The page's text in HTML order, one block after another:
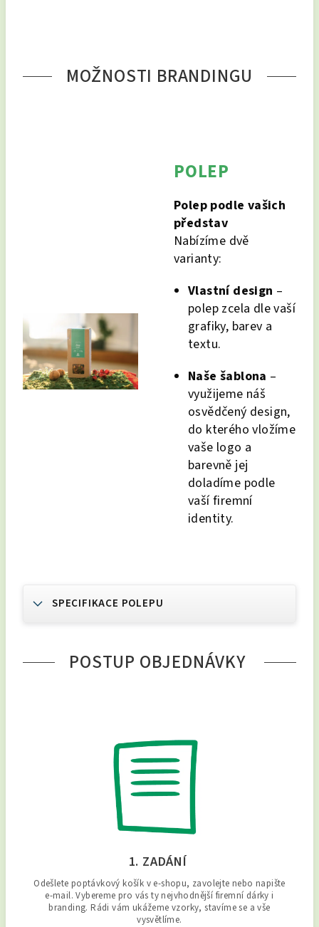
MOŽNOSTI BRANDINGU
POLEP
Polep podle vašich
představ
Nabízíme dvě
varianty:
Vlastní design –
polep zcela dle vaší
grafiky, barev a
textu.
Naše šablona –
využijeme náš
osvědčený design,
do kterého vložíme
vaše logo a
barevně jej
doladíme podle
vaší firemní
identity.
SPECIFIKACE POLEPU
POSTUP OBJEDNÁVKY
1. ZADÁNÍ
Odešlete poptávkový košík v e-shopu, zavolejte nebo napište
e-mail. Vybereme pro vás ty nejvhodnější firemní dárky i
branding. Rádi vám ukážeme vzorky, stavíme se a vše
vysvětlíme.